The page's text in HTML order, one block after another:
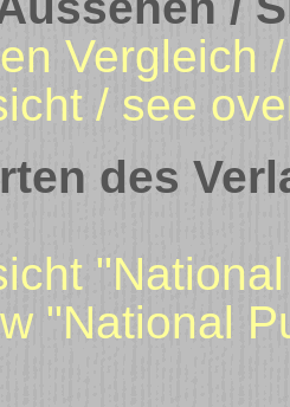
Vergleich
/ see
des
"National